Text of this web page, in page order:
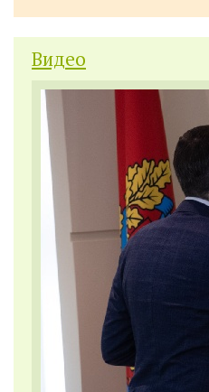
Видео